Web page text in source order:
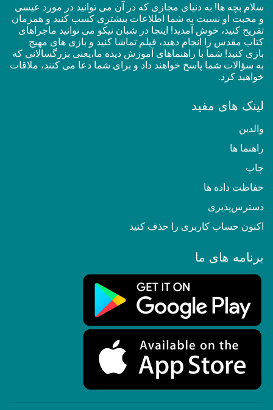
سلام بچه ها! به دنیای مجازی که در آن می توانید در مورد عیسی
و محبت او نسبت به شما اطلاعات بیشتری کسب کنید و همزمان
تفریح ​​کنید، خوش آمدید! اینجا در شبان نیکو می توانید ماجراهای
کتاب مقدس را انجام دهید، فیلم تماشا کنید و بازی های مهیج
بازی کنید! شما با راهنماهای آموزش دیده ما،یعنی بزرگسالانی که
به سؤالات شما پاسخ خواهند داد و برای شما دعا می کنند، ملاقات
خواهید کرد.
لینک های مفید
والدین
راهنما ها
چاپ
حفاظت داده ها
دسترس‌پذیری
اکنون حساب کاربری را حذف کنید
برنامه های ما